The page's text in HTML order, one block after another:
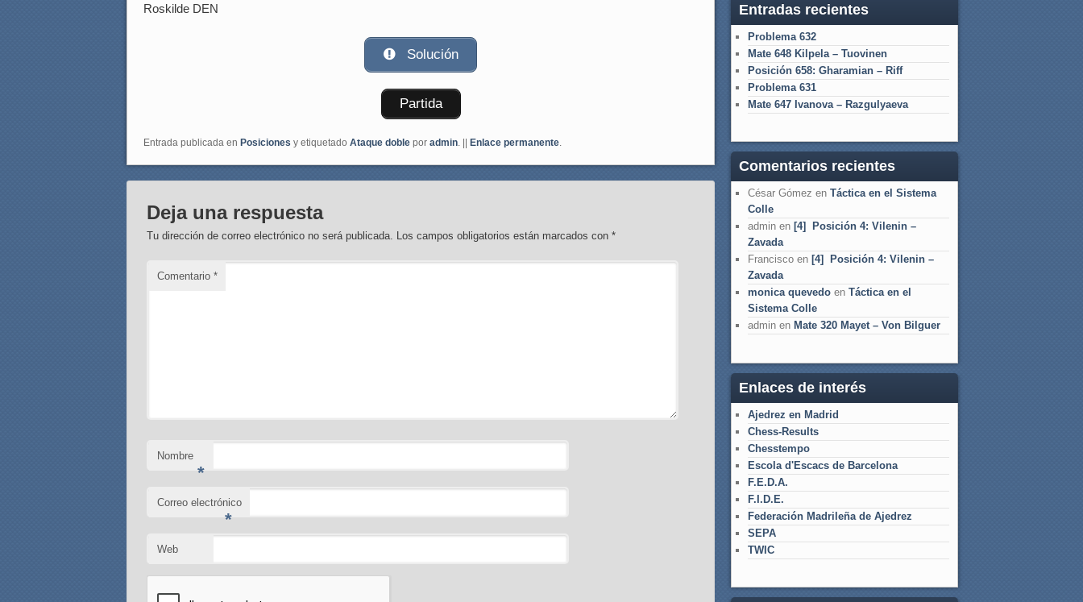
Roskilde DEN
Solución
Partida
Entrada publicada en Posiciones y etiquetado Ataque doble por admin. || Enlace permanente.
Deja una respuesta
Tu dirección de correo electrónico no será publicada. Los campos obligatorios están marcados con*
Comentario*
Nombre
*
Correo electrónico
*
Web
Entradas recientes
Problema 632
Mate 648 Kilpela – Tuovinen
Posición 658: Gharamian – Riff
Problema 631
Mate 647 Ivanova – Razgulyaeva
Comentarios recientes
César Gómez en Táctica en el Sistema
Colle
admin en [4] Posición 4: Vilenin –
Zavada
Francisco en [4] Posición 4: Vilenin –
Zavada
monica quevedo en Táctica en el
Sistema Colle
admin en Mate 320 Mayet – Von Bilguer
Enlaces de interés
Ajedrez en Madrid
Chess-Results
Chesstempo
Escola d'Escacs de Barcelona
F.E.D.A.
F.I.D.E.
Federación Madrileña de Ajedrez
SEPA
TWIC